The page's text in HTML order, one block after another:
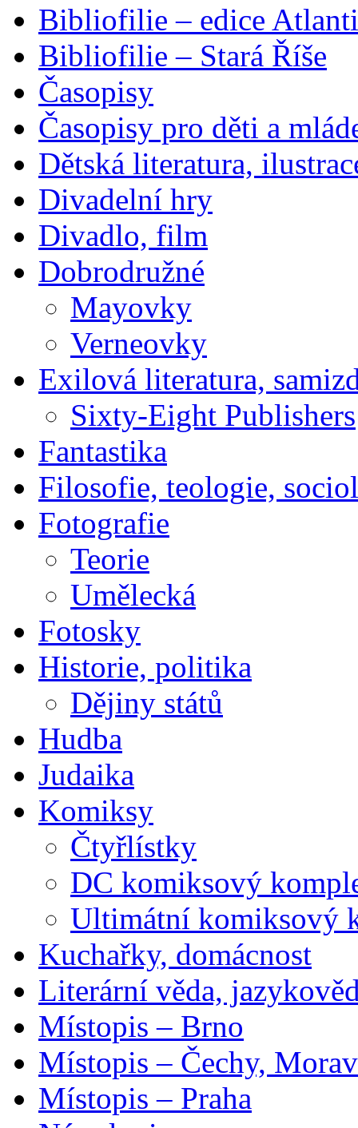
Bibliofilie – edice
Bibliofilie – Stará Říše
Časopisy
Časopisy pro děti a
Dětská literatura,
Divadelní hry
Divadlo, film
Dobrodružné
Mayovky
Verneovky
Exilová literatura,
Sixty-Eight Publishers
Fantastika
Filosofie, teologie,
Fotografie
Teorie
Umělecká
Fotosky
Historie, politika
Dějiny států
Hudba
Judaika
Komiksy
Čtyřlístky
DC komiksový
Ultimátní komiksový
Kuchařky, domácnost
Literární věda,
Místopis – Brno
Místopis – Čechy,
Místopis – Praha